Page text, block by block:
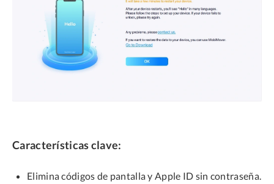
Características clave:
Elimina códigos de pantalla y Apple ID sin contraseña.